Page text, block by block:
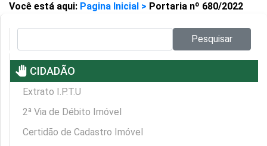
Você está aqui: Pagina Inicial > Portaria nº 680/2022
Pesquisar
pan_tool CIDADÃO
Extrato I.P.T.U
2ª Via de Débito Imóvel
Certidão de Cadastro Imóvel